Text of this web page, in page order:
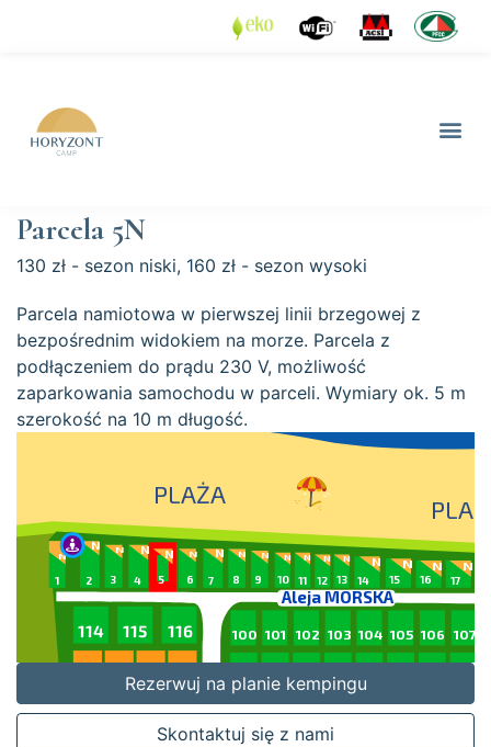
Parcela 5N
130 zł - sezon niski, 160 zł - sezon wysoki
Parcela namiotowa w pierwszej linii brzegowej z
bezpośrednim widokiem na morze. Parcela z
podłączeniem do prądu 230 V, możliwość
zaparkowania samochodu w parceli. Wymiary ok. 5 m
szerokość na 10 m długość.
Rezerwuj na planie kempingu
Skontaktuj się z nami